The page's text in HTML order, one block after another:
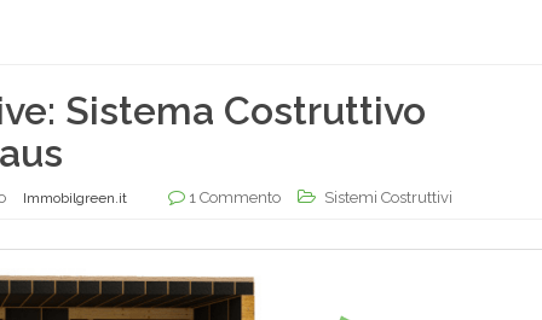
Sistema Costruttivo
Immobilgreen.it 1 Commento Sistemi Costruttivi